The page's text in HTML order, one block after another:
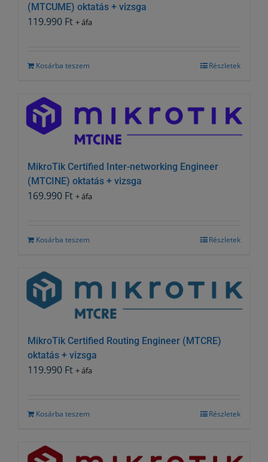
(MTCUME) oktatás + vizsga
119.990 Ft + áfa
Kosárba teszem Részletek
MikroTik Certified Inter-networking Engineer
(MTCINE) oktatás + vizsga
169.990 Ft + áfa
Kosárba teszem Részletek
MikroTik Certified Routing Engineer (MTCRE)
oktatás + vizsga
119.990 Ft + áfa
Kosárba teszem Részletek